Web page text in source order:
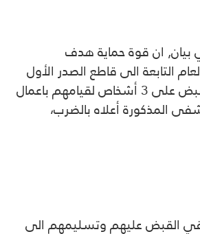
بيان, ان قوة حماية هدف
التابعة الى قاطع الصدر الأول
تمكنت من إلقاء القبض على 3 أشخاص لقيامهم باعمال
المذكورة أعلاه بالضرب،
القبض عليهم وتسليمهم الى